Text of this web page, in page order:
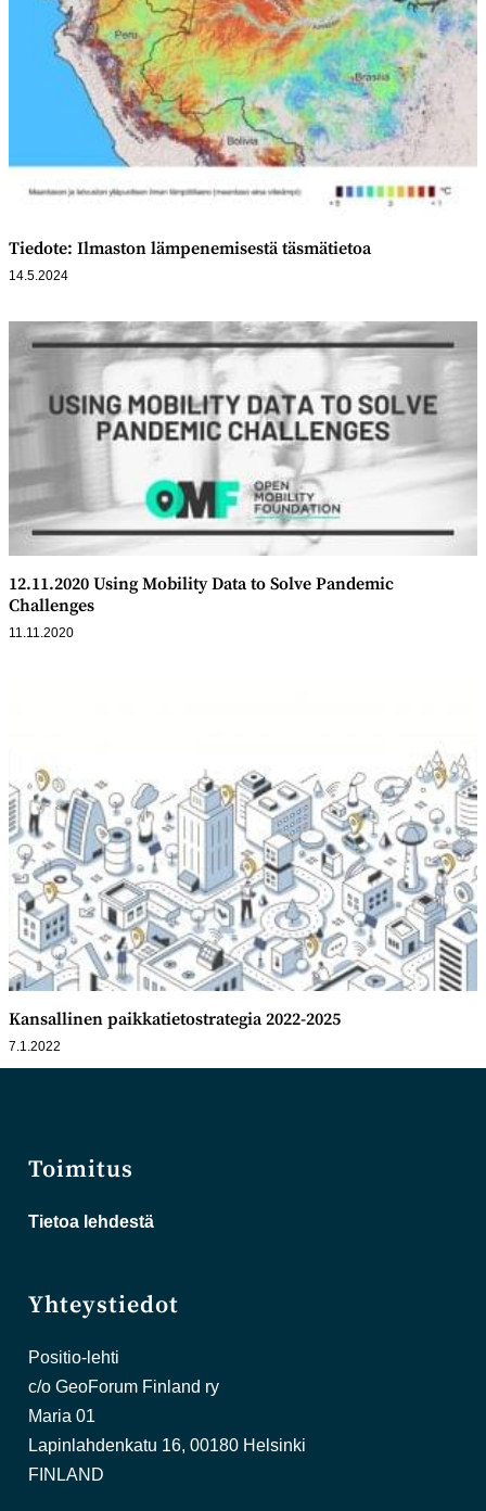
Tiedote: Ilmaston lämpenemisestä täsmätietoa
14.5.2024
12.11.2020 Using Mobility Data to Solve Pandemic
Challenges
11.11.2020
Kansallinen paikkatietostrategia 2022-2025
7.1.2022
Toimitus
Tietoa lehdestä
Yhteystiedot
Positio-lehti
c/o GeoForum Finland ry
Maria 01
Lapinlahdenkatu 16, 00180 Helsinki
FINLAND